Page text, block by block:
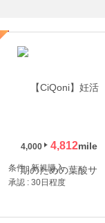
4,000 4,812
条件 : 新規購入
承認 : 30日程度
頼と高価買取を実現